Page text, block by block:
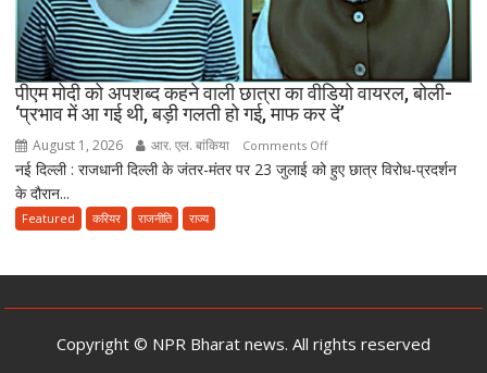
तक
की
10
का
पीएम मोदी को अपशब्द कहने वाली छात्रा का वीडियो वायरल, बोली-
‘प्रभाव में आ गई थी, बड़ी गलती हो गई, माफ कर दें’
August 1, 2026 आर. एल. बांकिया Comments Offon
पीएम
छात्रा
का
वीडियो
नई दिल्ली : राजधानी दिल्ली के जंतर-मंतर पर 23 जुलाई को हुए छात्र विरोध-प्रदर्शन
के दौरान...
Featured करियर राजनीति राज्य
Copyright © NPR Bharat news. All rights reserved